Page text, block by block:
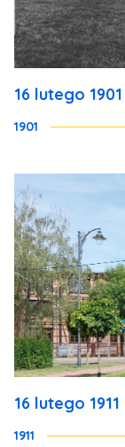
16 lutego 1901
1901
16 lutego 1911
1911